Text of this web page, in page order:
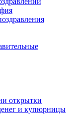
открытки
и купюрницы